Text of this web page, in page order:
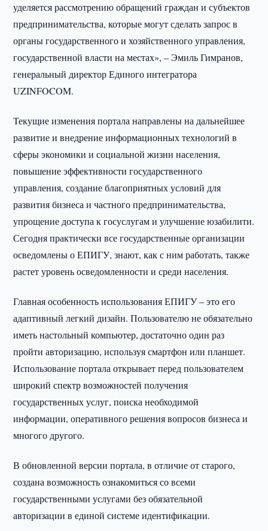
уделяется рассмотрению обращений граждан и субъектов
предпринимательства, которые могут сделать запрос в
органы государственного и хозяйственного управления,
государственной власти на местах», – Эмиль Гимранов,
генеральный директор Единого интегратора
UZINFOCOM.
Текущие изменения портала направлены на дальнейшее
развитие и внедрение информационных технологий в
сферы экономики и социальной жизни населения,
повышение эффективности государственного
управления, создание благоприятных условий для
развития бизнеса и частного предпринимательства,
упрощение доступа к госуслугам и улучшение юзабилити.
Сегодня практически все государственные организации
осведомлены о ЕПИГУ, знают, как с ним работать, также
растет уровень осведомленности и среди населения.
Главная особенность использования ЕПИГУ – это его
адаптивный легкий дизайн. Пользователю не обязательно
иметь настольный компьютер, достаточно один раз
пройти авторизацию, используя смартфон или планшет.
Использование портала открывает перед пользователем
широкий спектр возможностей получения
государственных услуг, поиска необходимой
информации, оперативного решения вопросов бизнеса и
многого другого.
В обновленной версии портала, в отличие от старого,
создана возможность ознакомиться со всеми
государственными услугами без обязательной
авторизации в единой системе идентификации.